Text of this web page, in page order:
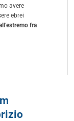
avere
ebrei
fra